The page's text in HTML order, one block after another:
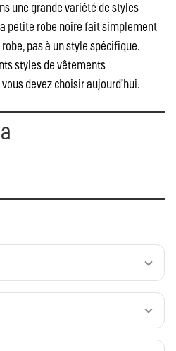
une grande variété de styles
petite robe noire fait simplement
pas à un style spécifique.
styles de vêtements
devez choisir aujourd’hui.